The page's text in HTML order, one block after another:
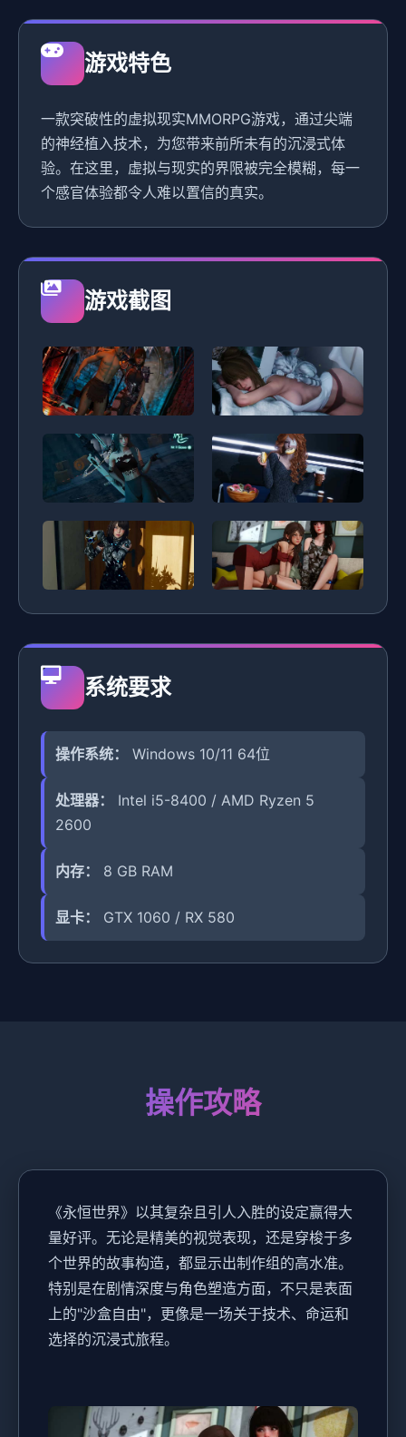
游戏特色
一款突破性的虚拟现实MMORPG游戏，通过尖端
的神经植入技术，为您带来前所未有的沉浸式体
验。在这里，虚拟与现实的界限被完全模糊，每一
个感官体验都令人难以置信的真实。
游戏截图
系统要求
操作系统： Windows 10/11 64位
处理器：
Intel i5-8400 / AMD Ryzen 5
2600
内存： 8 GB RAM
显卡： GTX 1060 / RX 580
操作攻略
《永恒世界》以其复杂且引人入胜的设定赢得大
量好评。无论是精美的视觉表现，还是穿梭于多
个世界的故事构造，都显示出制作组的高水准。
特别是在剧情深度与角色塑造方面，不只是表面
上的"沙盒自由"，更像是一场关于技术、命运和
选择的沉浸式旅程。